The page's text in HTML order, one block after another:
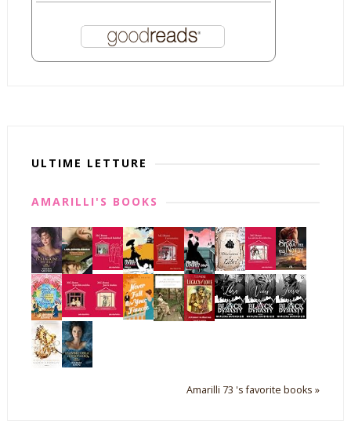
ULTIME LETTURE
AMARILLI'S BOOKS
Amarilli 73 's favorite books »